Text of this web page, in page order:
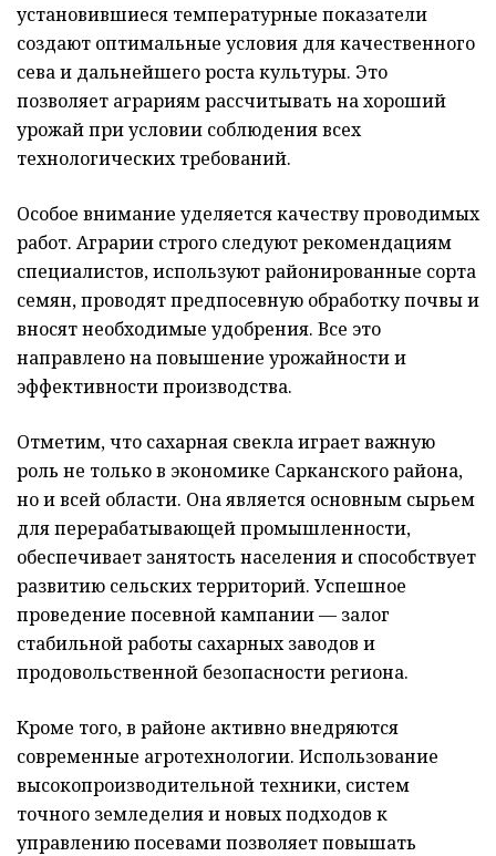
установившиеся температурные показатели
создают оптимальные условия для качественного
сева и дальнейшего роста культуры. Это
позволяет аграриям рассчитывать на хороший
урожай при условии соблюдения всех
технологических требований.
Особое внимание уделяется качеству проводимых
работ. Аграрии строго следуют рекомендациям
специалистов, используют районированные сорта
семян, проводят предпосевную обработку почвы и
вносят необходимые удобрения. Все это
направлено на повышение урожайности и
эффективности производства.
Отметим, что сахарная свекла играет важную
роль не только в экономике Сарканского района,
но и всей области. Она является основным сырьем
для перерабатывающей промышленности,
обеспечивает занятость населения и способствует
развитию сельских территорий. Успешное
проведение посевной кампании — залог
стабильной работы сахарных заводов и
продовольственной безопасности региона.
Кроме того, в районе активно внедряются
современные агротехнологии. Использование
высокопроизводительной техники, систем
точного земледелия и новых подходов к
управлению посевами позволяет повышать